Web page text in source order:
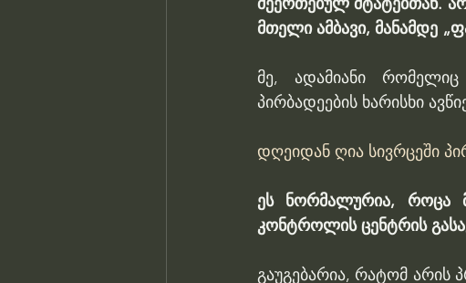
მთელი ამბავი, მანამდე
მე, ადამიანი
პირბადეების ხარისხი
დღეიდან ღია სივრცეში
ეს ნორმალურია, როცა
კონტროლის ცენტრის
გაუგებარია, რატომ არის